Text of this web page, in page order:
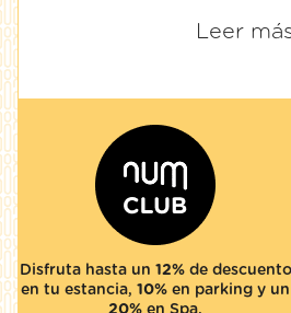
Leer
Disfruta hasta un 12%de descuento
en tu estancia, 10% en parking y un
20% en Spa.